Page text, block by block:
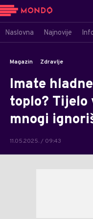
Naslovna Najnovije
Magazin Zdravlje
Imate
toplo? Tijelo
mnogi
11.05.2025. / 09:43